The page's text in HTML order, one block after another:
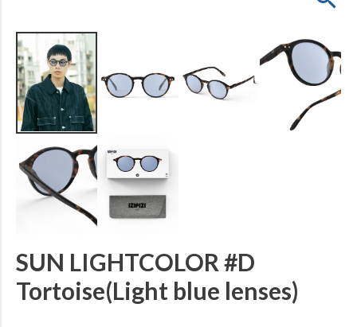
SUN LIGHTCOLOR #D
Tortoise(Light blue lenses)